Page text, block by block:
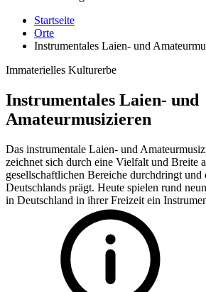
Startseite
Orte
Instrumentales Laien- und
Immaterielles Kulturerbe
Instrumentales Laien- und
Amateurmusizieren
Das instrumentale Laien- und
zeichnet sich durch eine Vielfalt und Breite
gesellschaftlichen Bereiche durchdringt
Deutschlands prägt. Heute spielen rund
in Deutschland in ihrer Freizeit ein